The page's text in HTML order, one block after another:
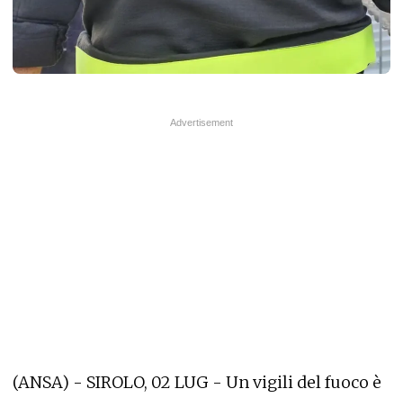
(ANSA) - SIROLO, 02 LUG - Un vigili del fuoco è